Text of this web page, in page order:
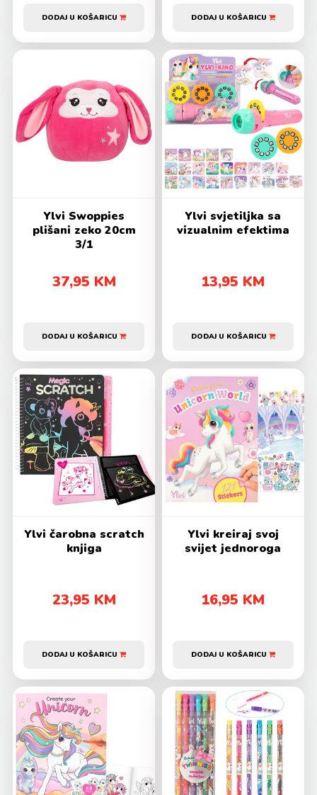
DODAJ U KOŠARICU DODAJ U KOŠARICU
Ylvi Swoppies
plišani zeko 20cm
3/1
37,95 KM
DODAJ U KOŠARICU
Ylvi svjetiljka sa
vizualnim efektima
13,95 KM
DODAJ U KOŠARICU
Ylvi čarobna scratch
knjiga
23,95 KM
DODAJ U KOŠARICU
Ylvi kreiraj svoj
svijet jednoroga
16,95 KM
DODAJ U KOŠARICU